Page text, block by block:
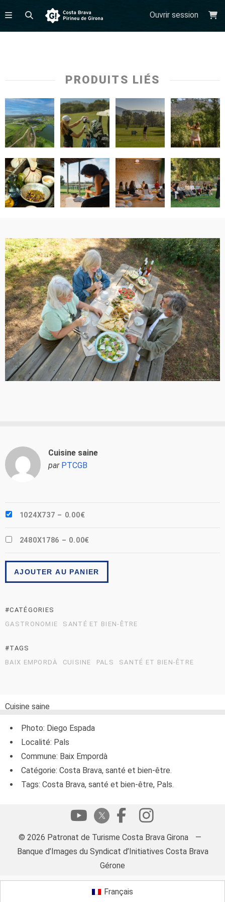
Ouvrir session
PRODUITS LIÉS
Cuisine saine
par PTCGB
1024X737 – 0.00€
2480X1786 – 0.00€
AJOUTER AU PANIER
#CATÉGORIES
GASTRONOMIE
SANTÉ ET BIEN-ÊTRE
#TAGS
BAIX EMPORDÀ
CUISINE PALS SANTÉ ET BIEN-ÊTRE
Cuisine saine
Photo: Diego Espada
Localité: Pals
Commune: Baix Empordà
Catégorie: Costa Brava, santé et bien-être.
Tags: Costa Brava, santé et bien-être, Pals.
© 2026 Patronat de Turisme Costa Brava Girona
—
Banque d’Images du Syndicat d’Initiatives Costa Brava
Gérone
Français